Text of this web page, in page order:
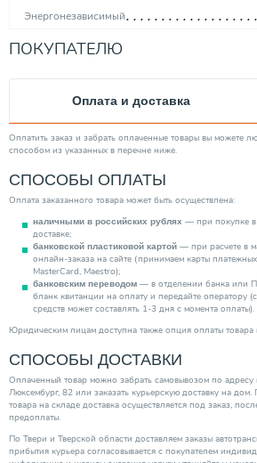
Энергонезависимый
Диаметр подкл. к контуру отопления
Страна производитель
Вес товара, нетто (кг)
Высота (мм)
Мощность (кВт)
Ширина (мм)
Камера сгорания
Категория
ПОКУПАТЕЛЮ
Оплата и доставка
Оплатить заказ и забрать оплаченные товары вы можете
способом из указанных в перечне ниже.
СПОСОБЫ ОПЛАТЫ
Оплата заказанного товара может быть осуществлена:
наличными в российских рублях — при покупке в
доставке;
банковской пластиковой картой — при расчете в
онлайн-заказа на сайте (принимаем карты
MasterCard, Maestro);
банковским переводом — в отделении банка или
бланк квитанции на оплату и передайте оператору
средств может составлять 1-3 дня с момента оплаты).
Юридическим лицам доступна также опция оплаты товара
СПОСОБЫ ДОСТАВКИ
Оплаченный товар можно забрать самовывозом по адресу
Люксембург, 82 или заказать курьерскую доставку на дом.
товара на складе доставка осуществляется под заказ,
предоплаты.
По Твери и Тверской области доставляем заказы
прибытия курьера согласовывается с покупателем